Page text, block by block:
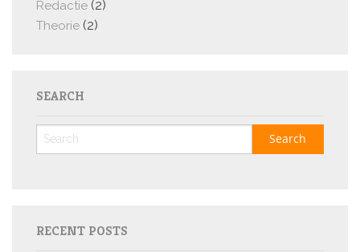
Redactie (2)
Theorie (2)
SEARCH
RECENT POSTS